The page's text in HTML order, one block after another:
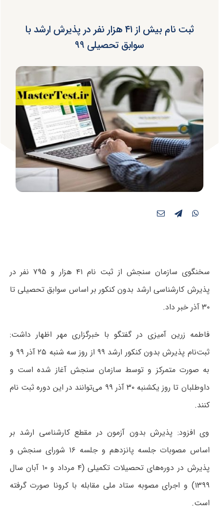
ثبت نام بیش از ۴۱ هزار نفر در پذیرش ارشد با
سوابق تحصیلی ۹۹
سخنگوی سازمان سنجش از ثبت نام ۴۱ هزار و ۷۹۵ نفر در
پذیرش کارشناسی ارشد بدون کنکور بر اساس سوابق تحصیلی تا
۳۰ آذر خبر داد.
فاطمه زرین آمیزی در گفتگو با خبرگزاری مهر اظهار داشت:
ثبت‌نام پذیرش بدون کنکور ارشد ۹۹ از روز سه شنبه ۲۵ آذر ۹۹ و
به صورت متمرکز و توسط سازمان سنجش آغاز شده است و
داوطلبان تا روز یکشنبه ۳۰ آذر ۹۹ می‌توانند در این دوره ثبت نام
کنند.
وی افزود: پذیرش بدون آزمون در مقطع کارشناسی ارشد بر
اساس مصوبات جلسه پانزدهم و جلسه ۱۶ شورای سنجش و
پذیرش در دوره‌های تحصیلات تکمیلی (۴ مرداد و ۱۰ آبان سال
۱۳۹۹) و اجرای مصوبه ستاد ملی مقابله با کرونا صورت گرفته
است.